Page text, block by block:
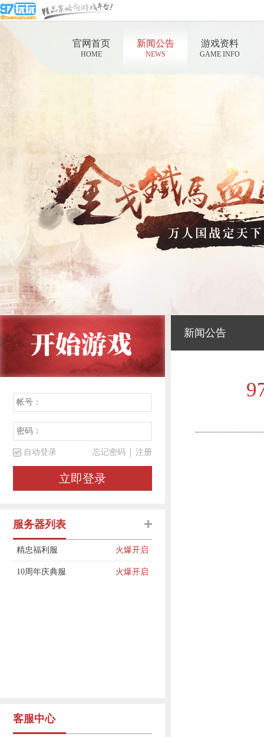
官网首页
HOME
新闻公告
NEWS
游戏资料
GAME INFO
自动登录 注册
忘记密码
立即登录
服务器列表
精忠福利服 火爆开启
10周年庆典服 火爆开启
客服中心
新闻公告